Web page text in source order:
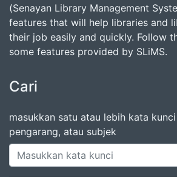
(Senayan Library Management
features that will help libraries and
their job easily and quickly. Follow
some features provided by SLiMS.
Cari
masukkan satu atau lebih kata
pengarang, atau subjek